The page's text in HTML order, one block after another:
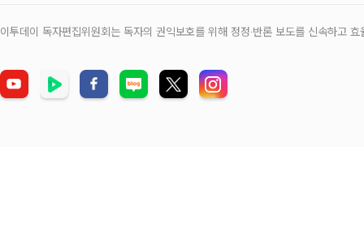
이투데이 독자편집위원회는 독자의 권익보호를 위해 정정‧반론 보도를 신속하고